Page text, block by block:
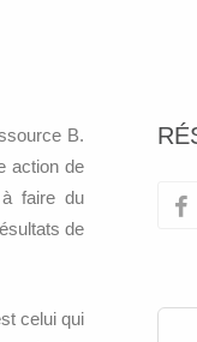
B.
action de
faire du
de
celui qui